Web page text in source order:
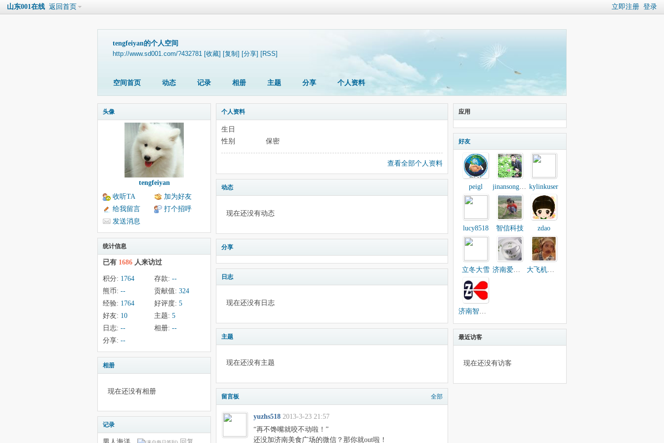
立即注册 登录
山东001在线 返回首页
tengfeiyan的个人空间
http://www.sd001.com/?432781 [收藏] [复制] [分享] [RSS]
空间首页 动态 记录 相册 主题 分享 个人资料
头像
tengfeiyan
收听TA
加为好友
给我留言
打个招呼
发送消息
统计信息
已有 1686 人来访过
积分: 1764 存款: --
熊币: -- 贡献值: 324
经验: 1764 好评度: 5
好友: 10 主题: 5
日志: -- 相册: --
分享: --
相册
现在还没有相册
记录
个人资料
生日
性别
保密
查看全部个人资料
动态
现在还没有动态
分享
日志
现在还没有日志
主题
现在还没有主题
留言板 全部
yuzhs518 2013-3-23 21:57
“再不馋嘴就咬不动啦！”
还没加济南美食广场的微信？那你就out啦！
应用
好友
peigl jinansongtao kylinkuser
lucy8518 智信科技 zdao
立冬大雪 济南爱家人士 大飞机卖黑莓
济南智凯科技
最近访客
现在还没有访客